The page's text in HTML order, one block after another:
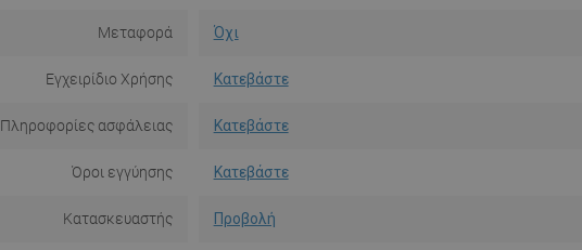
Μεταφορά Όχι
Εγχειρίδιο Χρήσης Κατεβάστε
Πληροφορίες ασφάλειας Κατεβάστε
Όροι εγγύησης Κατεβάστε
Κατασκευαστής Προβολή